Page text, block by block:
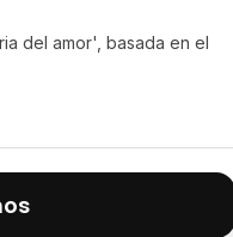
del amor', basada en el